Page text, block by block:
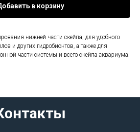
в корзину
нижней части скейпа, для удобного
и других гидробионтов, а также для
части системы и всего скейпа аквариума.